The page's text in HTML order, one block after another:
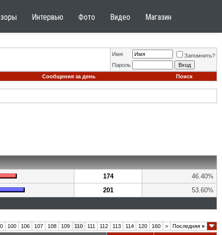
Интервью Фото Видео Магазин
Имя
Запомнить?
Пароль
Сообщения за день Поиск
174
46.40%
201 53.60%
100 106 107 108 109 110 111 112 113 114 120 160 > Последняя »